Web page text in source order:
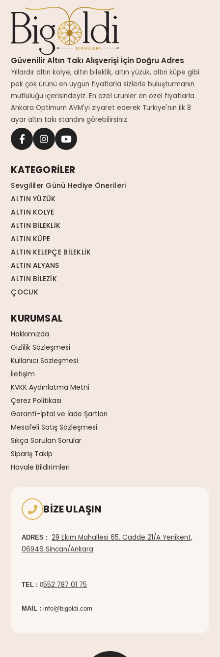
Güvenilir Altın Takı Alışverişi İçin Doğru Adres
Yıllardır altın kolye, altın bileklik, altın yüzük, altın küpe gibi
pek çok ürünü en uygun fiyatlarla sizlerle buluşturmanın
mutluluğu içerisindeyiz. En özel ürünler en özel fiyatlarla.
Ankara Optimum AVM'yi ziyaret ederek Türkiye'nin ilk 8
ayar altın takı standını görebilirsiniz.
KATEGORİLER
Sevgililer Günü Hediye Önerileri
ALTIN YÜZÜK
ALTIN KOLYE
ALTIN BİLEKLİK
ALTIN KÜPE
ALTIN KELEPÇE BİLEKLİK
ALTIN ALYANS
ALTIN BİLEZİK
ÇOCUK
KURUMSAL
Hakkımızda
Gizlilik Sözleşmesi
Kullanıcı Sözleşmesi
İletişim
KVKK Aydınlatma Metni
Çerez Politikası
Garanti-İptal ve İade Şartları
Mesafeli Satış Sözleşmesi
Sıkça Sorulan Sorular
Sipariş Takip
Havale Bildirimleri
BIZE ULAŞIN
ADRES :
29 Ekim Mahallesi 65. Cadde 21/A Yenikent,
06946 Sincan/Ankara
TEL : 0552 787 01 75
MAİL :info@bigoldi.com